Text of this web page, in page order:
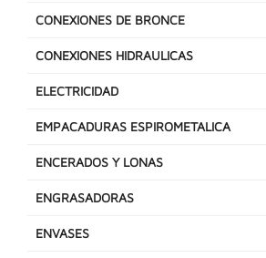
CONEXIONES DE BRONCE
CONEXIONES HIDRAULICAS
ELECTRICIDAD
EMPACADURAS ESPIROMETALICA
ENCERADOS Y LONAS
ENGRASADORAS
ENVASES